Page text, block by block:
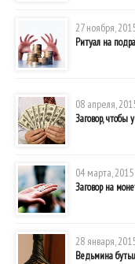
27 ноября,
Ритуал на
08 апреля,
Заговор, чтобы
04 марта, 2015
Заговор на
28 января,
Ведьмина